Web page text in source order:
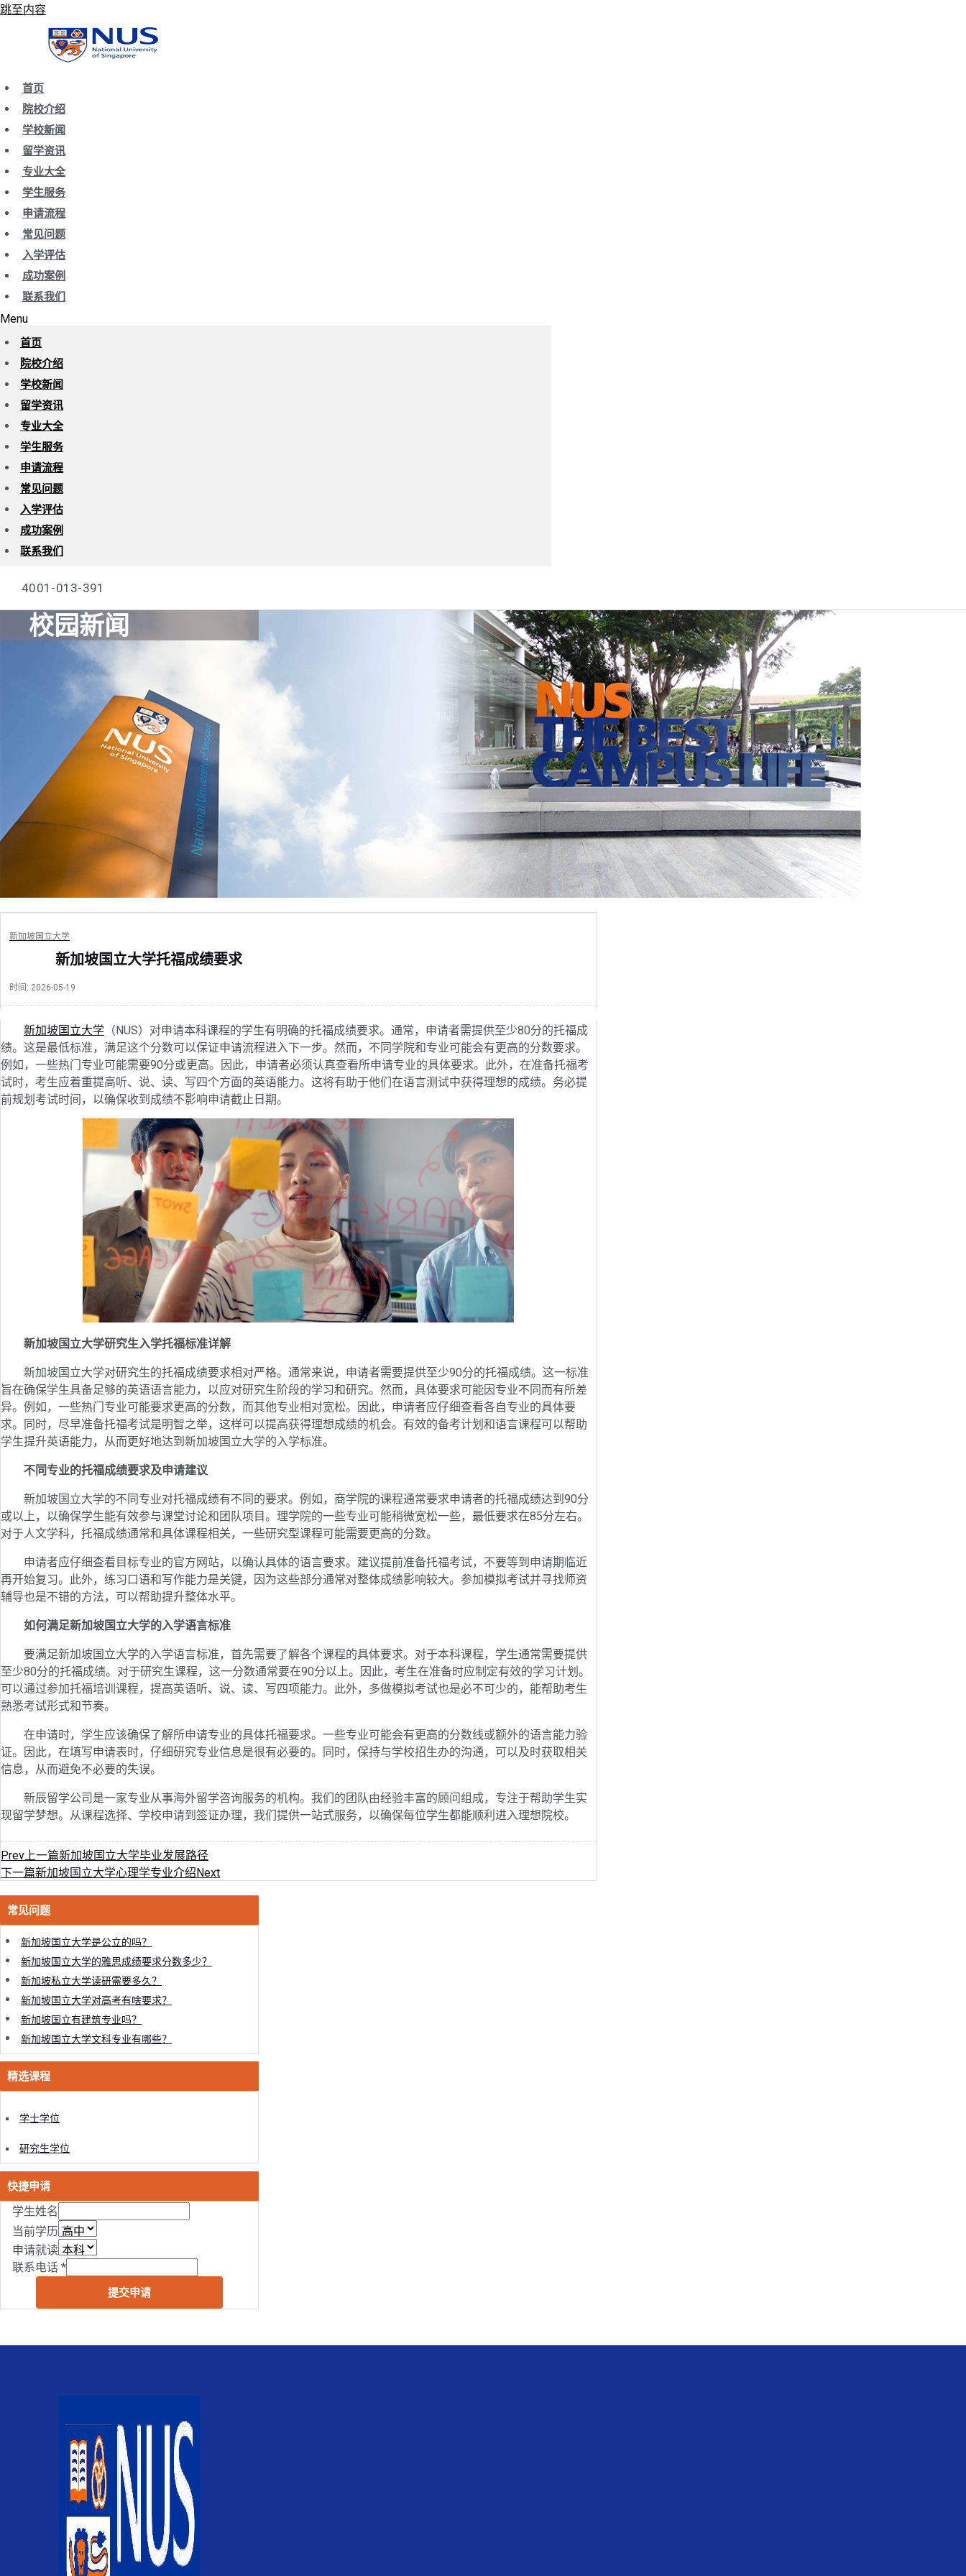
跳至内容
首页
院校介绍
学校新闻
留学资讯
专业大全
学生服务
申请流程
常见问题
入学评估
成功案例
联系我们
Menu
首页
院校介绍
学校新闻
留学资讯
专业大全
学生服务
申请流程
常见问题
入学评估
成功案例
联系我们
4001-013-391
校园新闻
新加坡国立大学
新加坡国立大学托福成绩要求
时间: 2026-05-19
新加坡国立大学 （NUS）对申请本科课程的学生有明确的托福成绩要求。通常，申请者需提供至少80分的托福成
绩。这是最低标准，满足这个分数可以保证申请流程进入下一步。然而，不同学院和专业可能会有更高的分数要求。
例如，一些热门专业可能需要90分或更高。因此，申请者必须认真查看所申请专业的具体要求。此外，在准备托福考
试时，考生应着重提高听、说、读、写四个方面的英语能力。这将有助于他们在语言测试中获得理想的成绩。务必提
前规划考试时间，以确保收到成绩不影响申请截止日期。
新加坡国立大学研究生入学托福标准详解
新加坡国立大学对研究生的托福成绩要求相对严格。通常来说，申请者需要提供至少90分的托福成绩。这一标准
旨在确保学生具备足够的英语语言能力，以应对研究生阶段的学习和研究。然而，具体要求可能因专业不同而有所差
异。例如，一些热门专业可能要求更高的分数，而其他专业相对宽松。因此，申请者应仔细查看各自专业的具体要
求。同时，尽早准备托福考试是明智之举，这样可以提高获得理想成绩的机会。有效的备考计划和语言课程可以帮助
学生提升英语能力，从而更好地达到新加坡国立大学的入学标准。
不同专业的托福成绩要求及申请建议
新加坡国立大学的不同专业对托福成绩有不同的要求。例如，商学院的课程通常要求申请者的托福成绩达到90分
或以上，以确保学生能有效参与课堂讨论和团队项目。理学院的一些专业可能稍微宽松一些，最低要求在85分左右。
对于人文学科，托福成绩通常和具体课程相关，一些研究型课程可能需要更高的分数。
申请者应仔细查看目标专业的官方网站，以确认具体的语言要求。建议提前准备托福考试，不要等到申请期临近
再开始复习。此外，练习口语和写作能力是关键，因为这些部分通常对整体成绩影响较大。参加模拟考试并寻找师资
辅导也是不错的方法，可以帮助提升整体水平。
如何满足新加坡国立大学的入学语言标准
要满足新加坡国立大学的入学语言标准，首先需要了解各个课程的具体要求。对于本科课程，学生通常需要提供
至少80分的托福成绩。对于研究生课程，这一分数通常要在90分以上。因此，考生在准备时应制定有效的学习计划。
可以通过参加托福培训课程，提高英语听、说、读、写四项能力。此外，多做模拟考试也是必不可少的，能帮助考生
熟悉考试形式和节奏。
在申请时，学生应该确保了解所申请专业的具体托福要求。一些专业可能会有更高的分数线或额外的语言能力验
证。因此，在填写申请表时，仔细研究专业信息是很有必要的。同时，保持与学校招生办的沟通，可以及时获取相关
信息，从而避免不必要的失误。
新辰留学公司是一家专业从事海外留学咨询服务的机构。我们的团队由经验丰富的顾问组成，专注于帮助学生实
现留学梦想。从课程选择、学校申请到签证办理，我们提供一站式服务，以确保每位学生都能顺利进入理想院校。
Prev上一篇新加坡国立大学毕业发展路径
下一篇新加坡国立大学心理学专业介绍Next
常见问题
新加坡国立大学是公立的吗？
新加坡国立大学的雅思成绩要求分数多少？
新加坡私立大学读研需要多久？
新加坡国立大学对高考有啥要求？
新加坡国立有建筑专业吗？
新加坡国立大学文科专业有哪些？
精选课程
学士学位
研究生学位
快捷申请
学生姓名
当前学历
申请就读
联系电话 *
提交申请